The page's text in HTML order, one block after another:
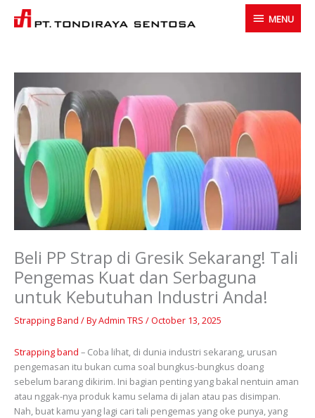
MENU
MENU
Beli PP Strap di Gresik Sekarang! Tali
Pengemas Kuat dan Serbaguna
untuk Kebutuhan Industri Anda!
Strapping Band / ByAdmin TRS /October 13, 2025
Strapping band – Coba lihat, di dunia industri sekarang, urusan
pengemasan itu bukan cuma soal bungkus-bungkus doang
sebelum barang dikirim. Ini bagian penting yang bakal nentuin aman
atau nggak-nya produk kamu selama di jalan atau pas disimpan.
Nah, buat kamu yang lagi cari tali pengemas yang oke punya, yang